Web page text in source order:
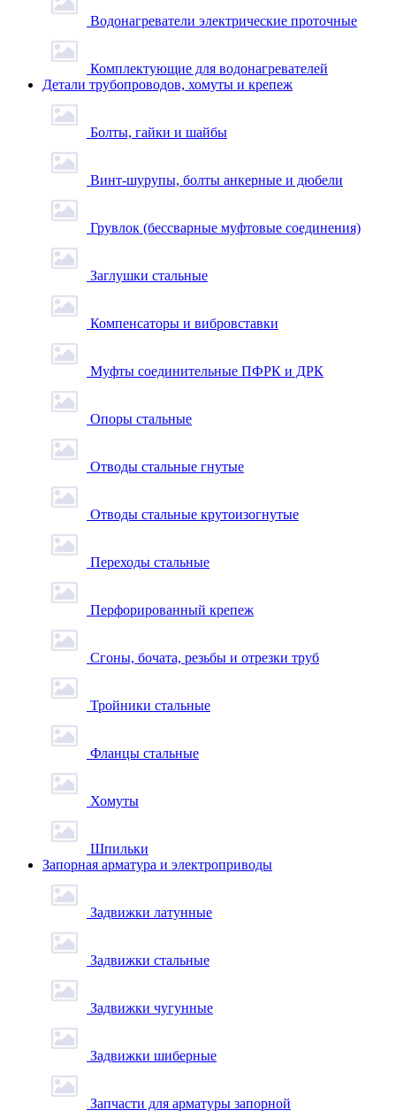
Водонагреватели электрические проточные
Комплектующие для водонагревателей
Детали трубопроводов, хомуты и крепеж
Болты, гайки и шайбы
Винт-шурупы, болты анкерные и дюбели
Грувлок (бессварные муфтовые соединения)
Заглушки стальные
Компенсаторы и вибровставки
Муфты соединительные ПФРК и ДРК
Опоры стальные
Отводы стальные гнутые
Отводы стальные крутоизогнутые
Переходы стальные
Перфорированный крепеж
Сгоны, бочата, резьбы и отрезки труб
Тройники стальные
Фланцы стальные
Хомуты
Шпильки
Запорная арматура и электроприводы
Задвижки латунные
Задвижки стальные
Задвижки чугунные
Задвижки шиберные
Запчасти для арматуры запорной